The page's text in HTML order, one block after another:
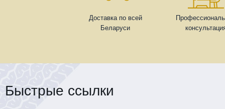
Доставка по всей
Беларуси
Быстрые ссылки